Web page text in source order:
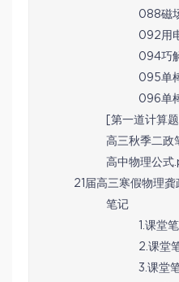
088磁
092用
094巧
095单
096单
[第一道计算
高三秋季二政
高中物理公式
21届高三寒假物理龚
笔记
1.课堂
2.课堂
3.课堂